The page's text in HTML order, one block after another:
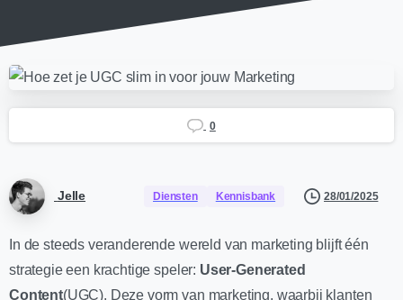
0
Jelle Diensten Kennisbank 28/01/2025
In de steeds veranderende wereld van marketing blijft één
strategie een krachtige speler: User-Generated
Content(UGC). Deze vorm van marketing, waarbij klanten